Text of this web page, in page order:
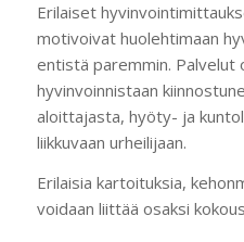
Erilaiset
motivoivat huolehtimaan
entistä paremmin. Palvelut
hyvinvoinnistaan
aloittajasta, hyöty- ja
liikkuvaan urheilijaan.
Erilaisia kartoituksia,
voidaan liittää osaksi